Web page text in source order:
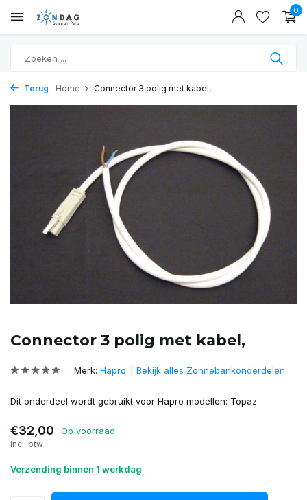
0
Terug Home Connector 3 polig met kabel,
Connector 3 polig met kabel,
Merk: Hapro Bekijk alles Zonnebankonderdelen
Dit onderdeel wordt gebruikt voor Hapro modellen: Topaz
€32,00 Op voorraad
Incl. btw
Verzending binnen 1 werkdag